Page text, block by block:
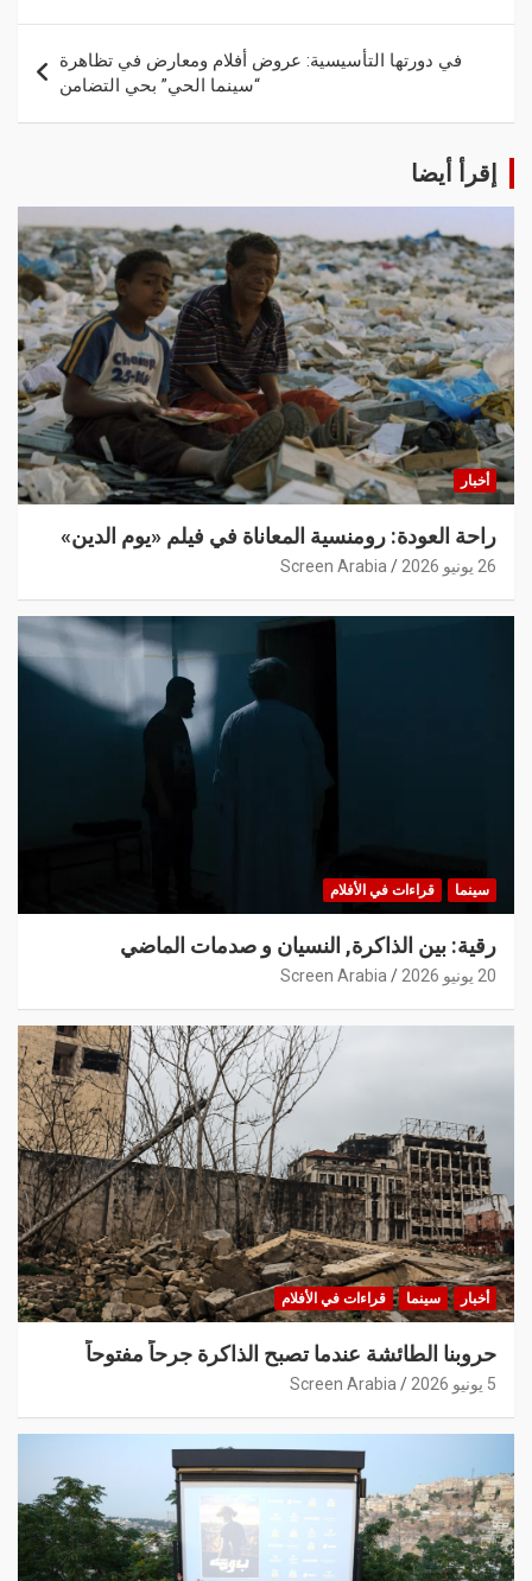
في دورتها التأسيسية: عروض أفلام ومعارض في تظاهرة
“سينما الحي” بحي التضامن
إقرأ أيضا
أخبار
راحة العودة: رومنسية المعاناة في فيلم «يوم الدين»
26 يونيو 2026 Screen Arabia
سينما قراءات في الأفلام
رقية: بين الذاكرة, النسيان و صدمات الماضي
20 يونيو 2026 Screen Arabia
أخبار سينما قراءات في الأفلام
حروبنا الطائشة عندما تصبح الذاكرة جرحاً مفتوحاً
5 يونيو 2026 Screen Arabia